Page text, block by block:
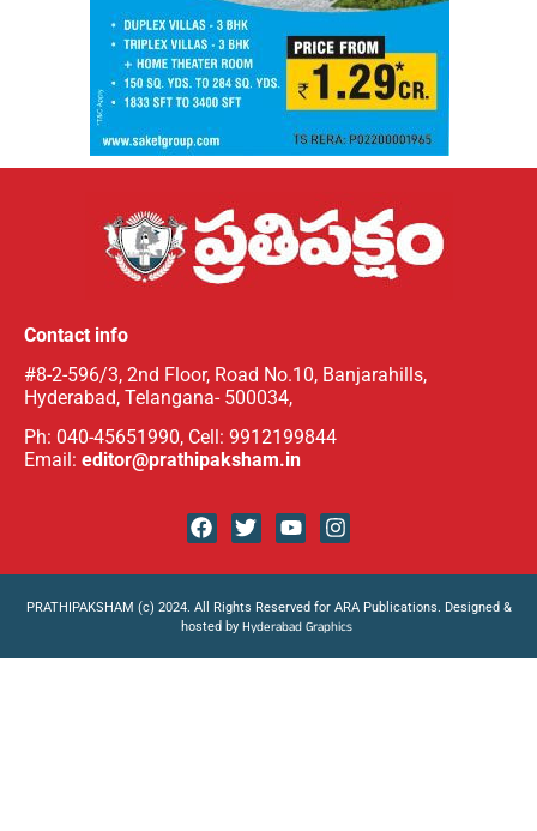
Contact info
#8-2-596/3, 2nd Floor, Road No.10, Banjarahills,
Hyderabad, Telangana- 500034,
Ph: 040-45651990, Cell: 9912199844
Email: editor@prathipaksham.in
PRATHIPAKSHAM (c) 2024. All Rights Reserved for ARA Publications. Designed &
hosted by Hyderabad Graphics